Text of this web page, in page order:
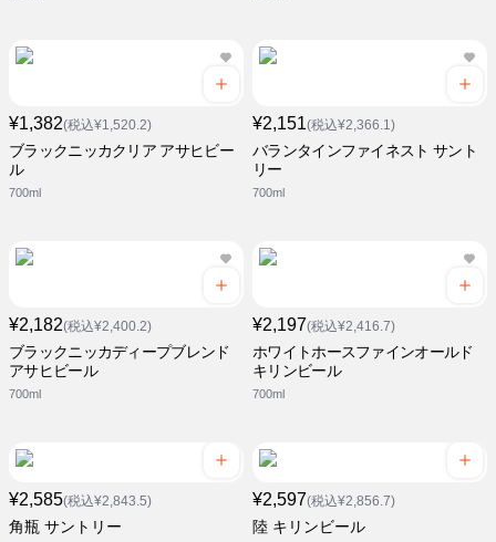
¥1,382(税込¥1,520.2)
ブラックニッカクリア アサヒビー
ル
700ml
¥2,151(税込¥2,366.1)
バランタインファイネスト サント
リー
700ml
¥2,182(税込¥2,400.2)
ブラックニッカディープブレンド
アサヒビール
700ml
¥2,197(税込¥2,416.7)
ホワイトホースファインオールド
キリンビール
700ml
¥2,585(税込¥2,843.5)
角瓶 サントリー
¥2,597(税込¥2,856.7)
陸 キリンビール